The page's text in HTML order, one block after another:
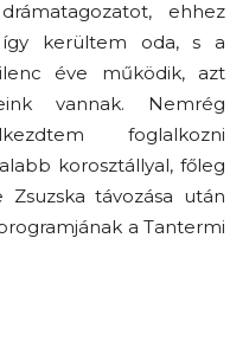
ehhez
így kerültem oda, s a
éve működik, azt
vannak. Nemrég
foglalkozni
korosztállyal, főleg
Zsuzska távozása után
a Tantermi